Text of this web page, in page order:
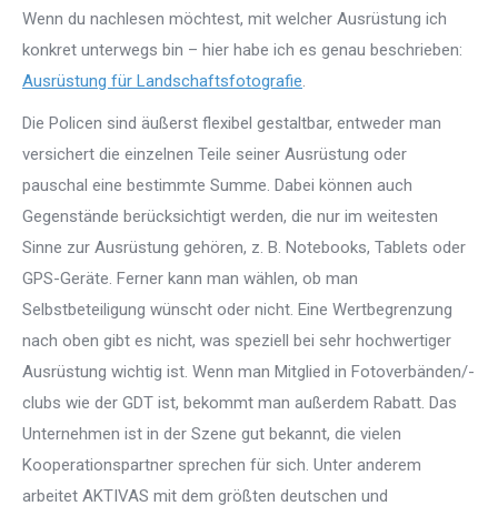
Wenn du nachlesen möchtest, mit welcher Ausrüstung ich
konkret unterwegs bin – hier habe ich es genau beschrieben:
Ausrüstung für Landschaftsfotografie.
Die Policen sind äußerst flexibel gestaltbar, entweder man
versichert die einzelnen Teile seiner Ausrüstung oder
pauschal eine bestimmte Summe. Dabei können auch
Gegenstände berücksichtigt werden, die nur im weitesten
Sinne zur Ausrüstung gehören, z. B. Notebooks, Tablets oder
GPS-Geräte. Ferner kann man wählen, ob man
Selbstbeteiligung wünscht oder nicht. Eine Wertbegrenzung
nach oben gibt es nicht, was speziell bei sehr hochwertiger
Ausrüstung wichtig ist. Wenn man Mitglied in Fotoverbänden/-
clubs wie der GDT ist, bekommt man außerdem Rabatt. Das
Unternehmen ist in der Szene gut bekannt, die vielen
Kooperationspartner sprechen für sich. Unter anderem
arbeitet AKTIVAS mit dem größten deutschen und